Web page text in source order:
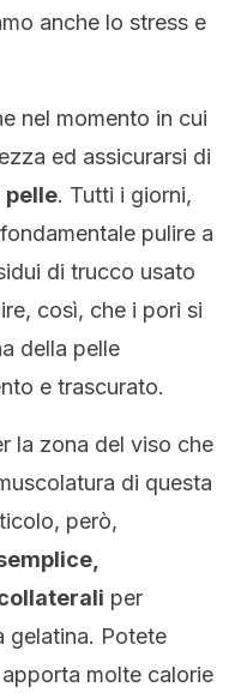
anche lo stress e
nel momento in cui
ed assicurarsi di
pelle. Tutti i giorni,
pulire a
di trucco usato
così, che i pori si
della pelle
e trascurato.
la zona del viso che
di questa
però,
per
gelatina. Potete
molte calorie